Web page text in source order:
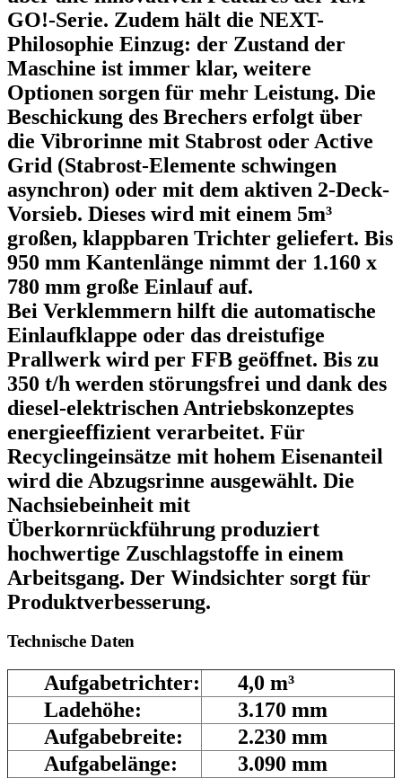
GO!-Serie. Zudem hält die NEXT-
Philosophie Einzug: der Zustand der
Maschine ist immer klar, weitere
Optionen sorgen für mehr Leistung. Die
Beschickung des Brechers erfolgt über
die Vibrorinne mit Stabrost oder Active
Grid (Stabrost-Elemente schwingen
asynchron) oder mit dem aktiven 2-Deck-
Vorsieb. Dieses wird mit einem 5m³
großen, klappbaren Trichter geliefert. Bis
950 mm Kantenlänge nimmt der 1.160 x
780 mm große Einlauf auf.
Bei Verklemmern hilft die automatische
Einlaufklappe oder das dreistufige
Prallwerk wird per FFB geöffnet. Bis zu
350 t/h werden störungsfrei und dank des
diesel-elektrischen Antriebskonzeptes
energieeffizient verarbeitet. Für
Recyclingeinsätze mit hohem Eisenanteil
wird die Abzugsrinne ausgewählt. Die
Nachsiebeinheit mit
Überkornrückführung produziert
hochwertige Zuschlagstoffe in einem
Arbeitsgang. Der Windsichter sorgt für
Produktverbesserung.
Technische Daten
Aufgabetrichter:
4,0 m³
Ladehöhe:
3.170 mm
Aufgabebreite:
2.230 mm
Aufgabelänge:
3.090 mm